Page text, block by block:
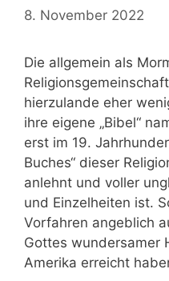
8. November 2022
Die allgemein als
hierzulande eher
ihre eigene „Bibel“
erst im 19.
Buches“ dieser
anlehnt und voller
und Einzelheiten ist.
Vorfahren angeblich
Gottes wundersamer
Amerika erreicht